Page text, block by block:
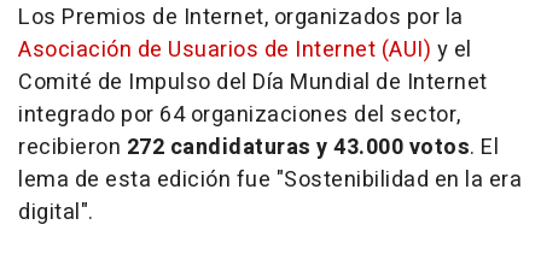
Los Premios de Internet, organizados por la
Asociación de Usuarios de Internet (AUI) y el
Comité de Impulso del Día Mundial de Internet
integrado por 64 organizaciones del sector,
recibieron 272 candidaturas y 43.000 votos. El
lema de esta edición fue "Sostenibilidad en la era
digital".